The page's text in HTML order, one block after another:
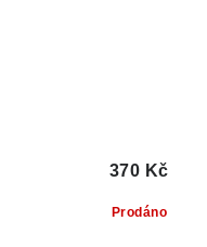
Prodáno
370 Kč